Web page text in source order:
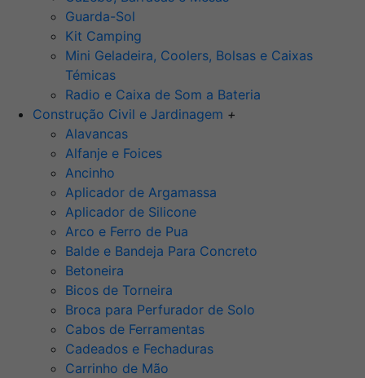
Guarda-Sol
Kit Camping
Mini Geladeira, Coolers, Bolsas e Caixas
Témicas
Radio e Caixa de Som a Bateria
Construção Civil e Jardinagem +
Alavancas
Alfanje e Foices
Ancinho
Aplicador de Argamassa
Aplicador de Silicone
Arco e Ferro de Pua
Balde e Bandeja Para Concreto
Betoneira
Bicos de Torneira
Broca para Perfurador de Solo
Cabos de Ferramentas
Cadeados e Fechaduras
Carrinho de Mão